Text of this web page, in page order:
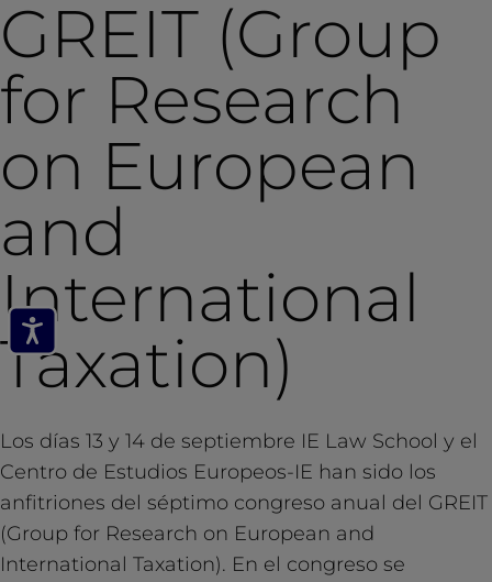
GREIT (Group
for Research
on European
and
International
Taxation)
Los días 13 y 14 de septiembre IE Law School y el
Centro de Estudios Europeos-IE han sido los
anfitriones del séptimo congreso anual del GREIT
(Group for Research on European and
International Taxation). En el congreso se